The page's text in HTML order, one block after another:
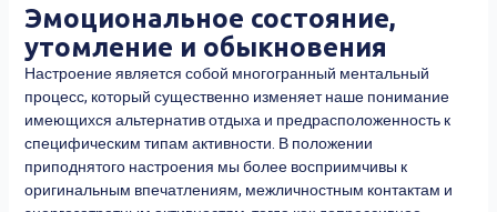
Эмоциональное состояние,
утомление и обыкновения
Настроение является собой многогранный ментальный
процесс, который существенно изменяет наше понимание
имеющихся альтернатив отдыха и предрасположенность к
специфическим типам активности. В положении
приподнятого настроения мы более восприимчивы к
оригинальным впечатлениям, межличностным контактам и